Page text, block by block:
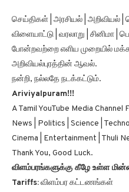
செய்திகள் | அரசியல் | அறிவியல் |
விளையாட்டு | வரலாறு | சினிமா |
போன்றவற்றை எளிய முறையில்
அறிவியல்புரத்தின் ஆவல்.
நன்றி, நல்லதே நடக்கட்டும்.
Ariviyalpuram!!!
A Tamil YouTube Media Channel
News | Politics | Science |
Cinema | Entertainment | Thuli
Thank You, Good Luck.
விளம்பரங்களுக்கு கீழே உள்ள
Tariffs:விளம்பர கட்டணங்கள்